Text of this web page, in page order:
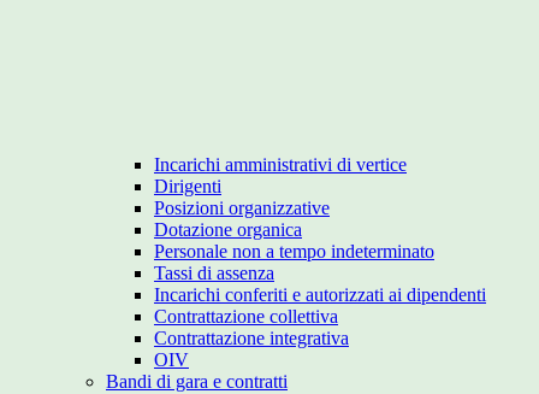
Incarichi amministrativi di vertice
Dirigenti
Posizioni organizzative
Dotazione organica
Personale non a tempo indeterminato
Tassi di assenza
Incarichi conferiti e autorizzati ai dipendenti
Contrattazione collettiva
Contrattazione integrativa
OIV
Bandi di gara e contratti